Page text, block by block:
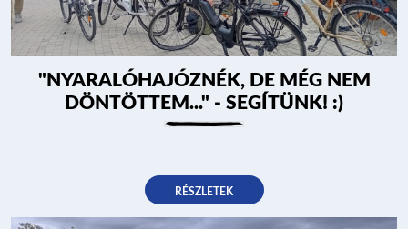
"NYARALÓHAJÓZNÉK, DE MÉG NEM
DÖNTÖTTEM..." - SEGÍTÜNK! :)
RÉSZLETEK